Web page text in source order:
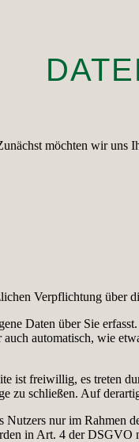
möchten wir uns
Verpflichtung über
Daten über Sie
automatisch, wie
ist freiwillig, es treten
zu schließen. Auf
Nutzers nur im
in Art. 4 der DSGVO